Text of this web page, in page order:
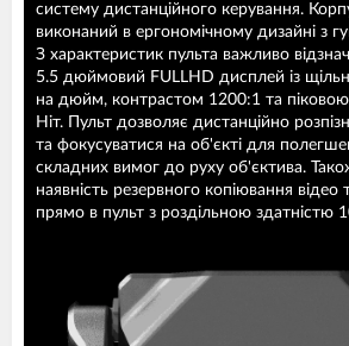
систему дистанційного керування.
виконаний в ергономічному дизайні з
З характеристик пульта важливо
5.5 дюймовий FULLHD дисплей із
на дюйм, контрастом 1200:1 та
Ніт. Пульт дозволяє дистанційно
та фокусуватися на об'єкті для
складних вимог до руху об'єктива.
наявність резервного копіювання відео
прямо в пульт з роздільною здатністю